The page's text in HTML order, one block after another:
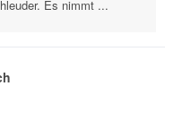
Es nimmt ...